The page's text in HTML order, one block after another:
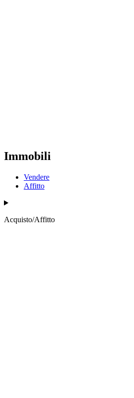
Immobili
Vendere
Affitto
Acquisto/Affitto